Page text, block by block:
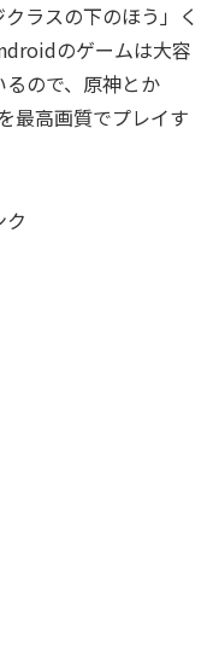
ラスの下のほう」く
のゲームは大容
ので、原神とか
最高画質でプレイす
ク